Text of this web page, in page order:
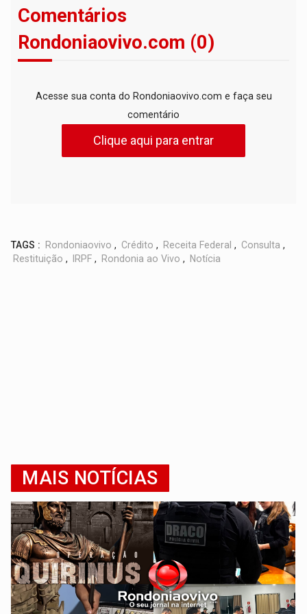
Comentários
Rondoniaovivo.com (0)
Acesse sua conta do Rondoniaovivo.com e faça seu
comentário
Clique aqui para entrar
TAGS : Rondoniaovivo , Crédito , Receita Federal , Consulta ,
Restituição , IRPF , Rondonia ao Vivo , Notícia
MAIS NOTÍCIAS